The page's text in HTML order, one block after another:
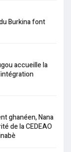
Burkina font
accueille la
ghanéen, Nana
de la CEDEAO